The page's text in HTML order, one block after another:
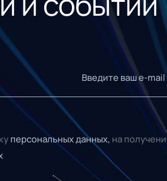
персональных данных, на